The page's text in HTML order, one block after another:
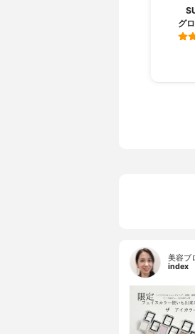
グ
美容ブ
index